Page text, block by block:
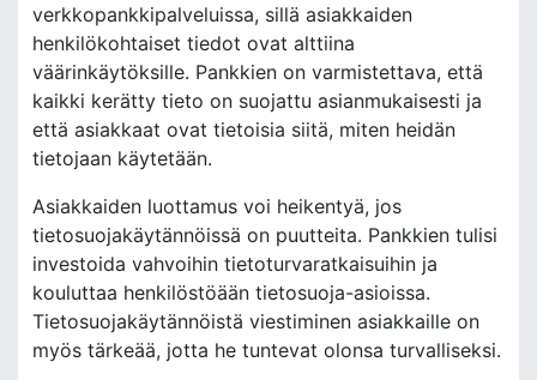
verkkopankkipalveluissa, sillä asiakkaiden
henkilökohtaiset tiedot ovat alttiina
väärinkäytöksille. Pankkien on varmistettava, että
kaikki kerätty tieto on suojattu asianmukaisesti ja
että asiakkaat ovat tietoisia siitä, miten heidän
tietojaan käytetään.
Asiakkaiden luottamus voi heikentyä, jos
tietosuojakäytännöissä on puutteita. Pankkien tulisi
investoida vahvoihin tietoturvaratkaisuihin ja
kouluttaa henkilöstöään tietosuoja-asioissa.
Tietosuojakäytännöistä viestiminen asiakkaille on
myös tärkeää, jotta he tuntevat olonsa turvalliseksi.